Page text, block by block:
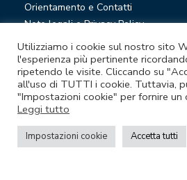
Orientamento e Contatti
Note legali e Privacy Policy
Privacy Newsletter
Società trasparente
Whistleblowing
© Lazio Innova S.p.A. società soggetta
coordinamento della Regione Lazio
Sede legale Via Marco Aurelio 26 A -
Utilizziamo i cookie sul nostro sito
l'esperienza più pertinente
ripetendo le visite. Cliccando su
all'uso di TUTTI i cookie. Tuttavia,
"Impostazioni cookie" per fornire
Leggi tutto
Impostazioni cookie Accetta tutti